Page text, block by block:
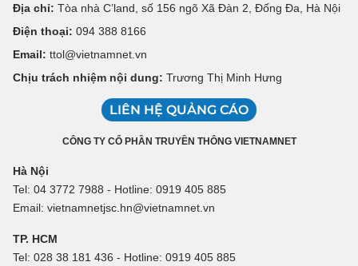
Địa chỉ: Tòa nhà C’land, số 156 ngõ Xã Đàn 2, Đống Đa, Hà Nội
Điện thoại: 094 388 8166
Email: ttol@vietnamnet.vn
Chịu trách nhiệm nội dung: Trương Thị Minh Hưng
LIÊN HỆ QUẢNG CÁO
CÔNG TY CỔ PHẦN TRUYỀN THÔNG VIETNAMNET
Hà Nội
Tel: 04 3772 7988 - Hotline: 0919 405 885
Email: vietnamnetjsc.hn@vietnamnet.vn
TP. HCM
Tel: 028 38 181 436 - Hotline: 0919 405 885